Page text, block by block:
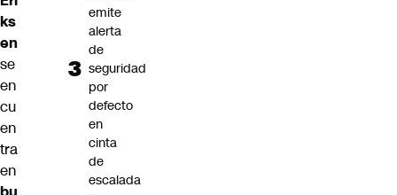
ks
en
se
en
cu
en
tra
en
emite
alerta
de
seguridad
por
defecto
en
cinta
de
escalada